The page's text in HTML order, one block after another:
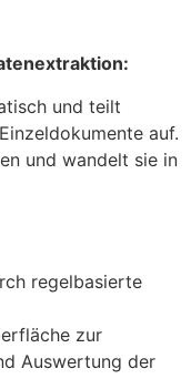
und teilt
auf.
und wandelt sie in
regelbasierte
zur
Auswertung der